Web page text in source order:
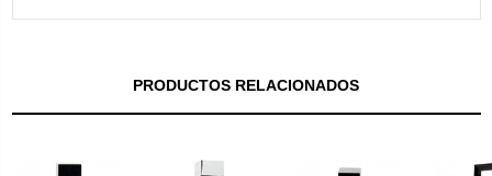
PRODUCTOS RELACIONADOS